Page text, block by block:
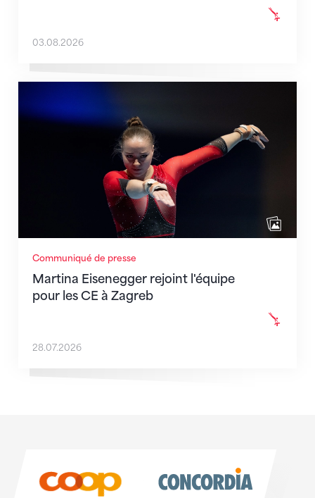
03.08.2026
Communiqué de presse
Martina Eisenegger rejoint l'équipe
pour les CE à Zagreb
28.07.2026